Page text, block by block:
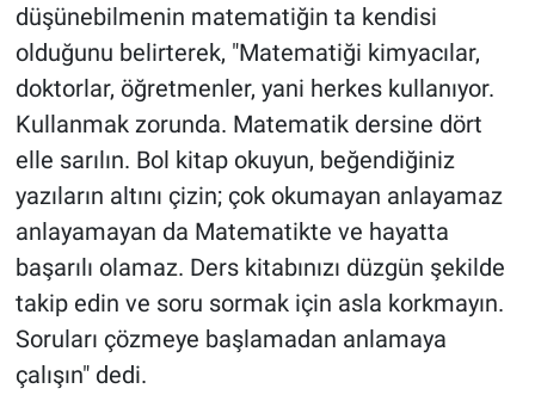
düşünebilmenin matematiğin ta kendisi
olduğunu belirterek, "Matematiği kimyacılar,
doktorlar, öğretmenler, yani herkes kullanıyor.
Kullanmak zorunda. Matematik dersine dört
elle sarılın. Bol kitap okuyun, beğendiğiniz
yazıların altını çizin; çok okumayan anlayamaz
anlayamayan da Matematikte ve hayatta
başarılı olamaz. Ders kitabınızı düzgün şekilde
takip edin ve soru sormak için asla korkmayın.
Soruları çözmeye başlamadan anlamaya
çalışın" dedi.